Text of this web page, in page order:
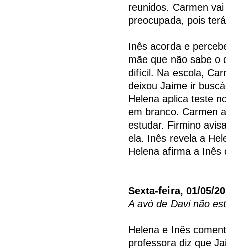
reunidos. Carmen
preocupada, pois
Inês acorda e
mãe que não sabe o
difícil. Na escola,
deixou Jaime ir
Helena aplica teste
em branco. Carmen
estudar. Firmino
ela. Inês revela a
Helena afirma a
Sexta-feira, 01/05/
A avó de Davi não
Helena e Inês
professora diz que